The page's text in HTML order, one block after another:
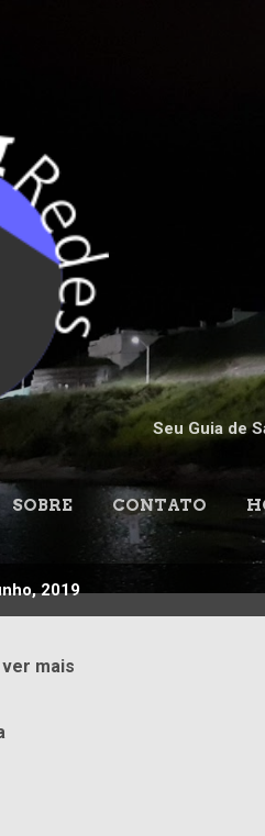
Seu Guia de
SOBRE CONTATO
2019
mais